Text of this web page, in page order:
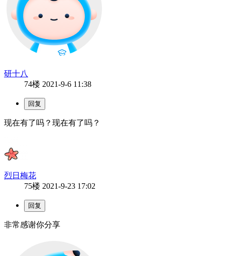
研十八
74楼 2021-9-6 11:38
现在有了吗？现在有了吗？
烈日梅花
75楼 2021-9-23 17:02
非常感谢你分享